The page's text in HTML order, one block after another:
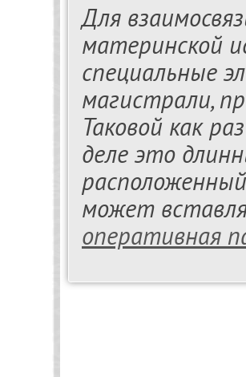
Для
материнской
специальные
магистрали,
Таковой как
деле это
может
оперативная